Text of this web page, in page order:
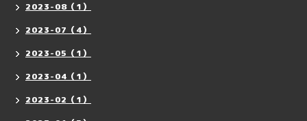
2023-08（1）
2023-07（4）
2023-05（1）
2023-04（1）
2023-02（1）